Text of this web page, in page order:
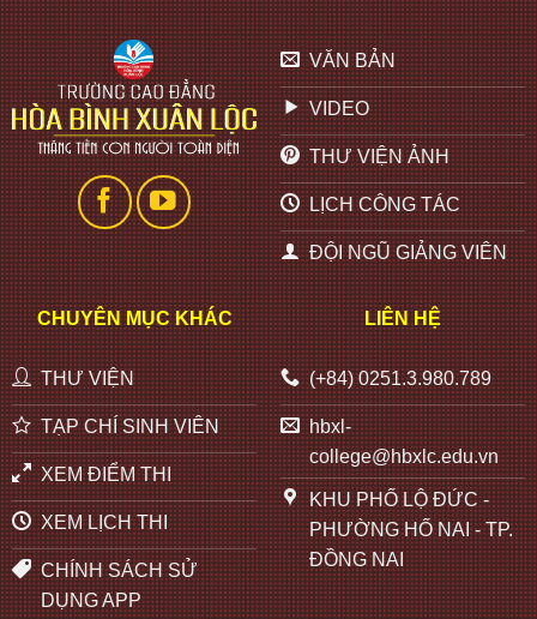
VĂN BẢN
VIDEO
THƯ VIỆN ẢNH
LỊCH CÔNG TÁC
ĐỘI NGŨ GIẢNG VIÊN
CHUYÊN MỤC KHÁC
THƯ VIỆN
TẠP CHÍ SINH VIÊN
XEM ĐIỂM THI
XEM LỊCH THI
CHÍNH SÁCH SỬ
DỤNG APP
LIÊN HỆ
(+84) 0251.3.980.789
hbxl-
college@hbxlc.edu.vn
KHU PHỐ LỘ ĐỨC -
PHƯỜNG HỐ NAI - TP.
ĐỒNG NAI